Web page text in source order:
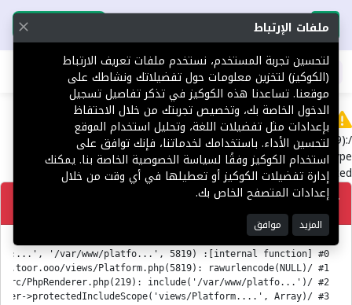
تحميل التطبيق تحميل التطبيق
اطلب عقارك
Error
/var/www/platform.toor.ooo/views/Platform.php(5819):
rawurlencode(): Passing null to parameter #1 ($string) of type
string is deprecated
تصحيح
ملفات الإرتباط
لتحسين تجربة المستخدم، نستخدم ملفات تعريف الارتباط
(الكوكيز) لتخزين معلومات حول تفضيلاتك ونشاطك على
موقعنا. تساعدنا هذه الكوكيز في تذكر تفاصيل تسجيل
الدخول الخاصة بك، وتخصيص تجربتك من خلال الاحتفاظ
بإعدادات مثل تفضيلات اللغة، وتحليل استخدام الموقع
لتحسين الأداء. باستخدامك لخدماتنا، فإنك توافق على
استخدام الكوكيز وفقًا لسياسة الخصوصية الخاصة بنا. يمكنك
إدارة تفضيلات الكوكيز أو تعطيلها في أي وقت من خلال
إعدادات المتصفح الخاص بك.
المزيد موافق